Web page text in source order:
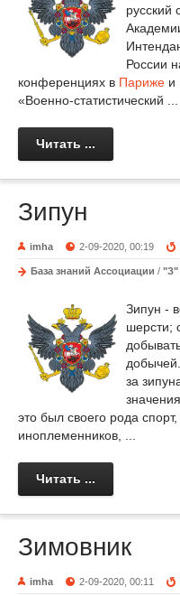
русский
России
конференциях в Париже и
«Военно-статистический ...
Читать ...
Зипун
imha 2-09-2020, 00:19
База знаний Ассоциации / "З"
Зипун -
шерсти;
за
это был своего рода
иноплеменников, ...
Читать ...
Зимовник
imha 2-09-2020, 00:11